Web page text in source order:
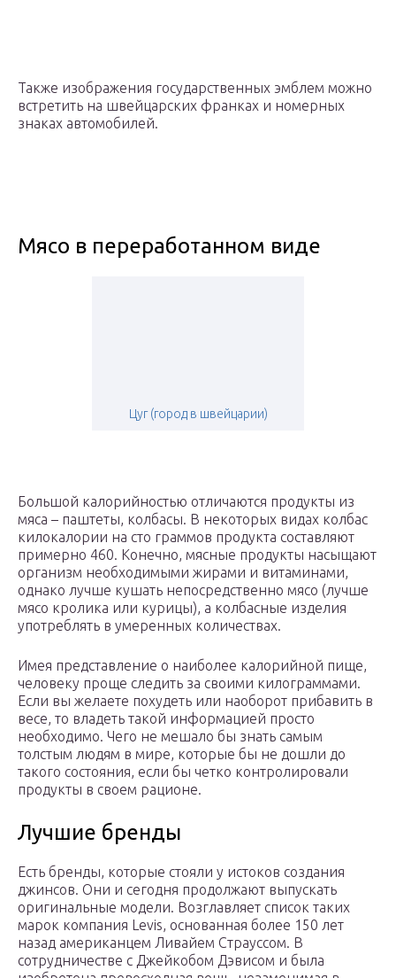
Также изображения государственных эмблем можно
встретить на швейцарских франках и номерных
знаках автомобилей.
Мясо в переработанном виде
Цуг (город в швейцарии)
Большой калорийностью отличаются продукты из
мяса – паштеты, колбасы. В некоторых видах колбас
килокалории на сто граммов продукта составляют
примерно 460. Конечно, мясные продукты насыщают
организм необходимыми жирами и витаминами,
однако лучше кушать непосредственно мясо (лучше
мясо кролика или курицы), а колбасные изделия
употреблять в умеренных количествах.
Имея представление о наиболее калорийной пище,
человеку проще следить за своими килограммами.
Если вы желаете похудеть или наоборот прибавить в
весе, то владеть такой информацией просто
необходимо. Чего не мешало бы знать самым
толстым людям в мире, которые бы не дошли до
такого состояния, если бы четко контролировали
продукты в своем рационе.
Лучшие бренды
Есть бренды, которые стояли у истоков создания
джинсов. Они и сегодня продолжают выпускать
оригинальные модели. Возглавляет список таких
марок компания Levis, основанная более 150 лет
назад американцем Ливайем Страуссом. В
сотрудничестве с Джейкобом Дэвисом и была